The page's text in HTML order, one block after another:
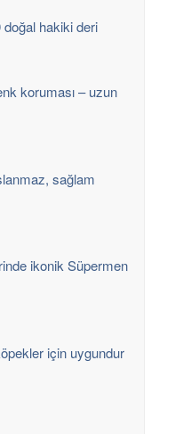
doğal hakiki deri
koruması – uzun
sağlam
ikonik Süpermen
için uygundur